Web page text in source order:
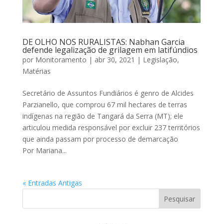
DE OLHO NOS RURALISTAS: Nabhan Garcia
defende legalização de grilagem em latifúndios
por Monitoramento | abr 30, 2021 | Legislação,
Matérias
Secretário de Assuntos Fundiários é genro de Alcides
Parzianello, que comprou 67 mil hectares de terras
indígenas na região de Tangará da Serra (MT); ele
articulou medida responsável por excluir 237 territórios
que ainda passam por processo de demarcação
Por Mariana...
« Entradas Antigas